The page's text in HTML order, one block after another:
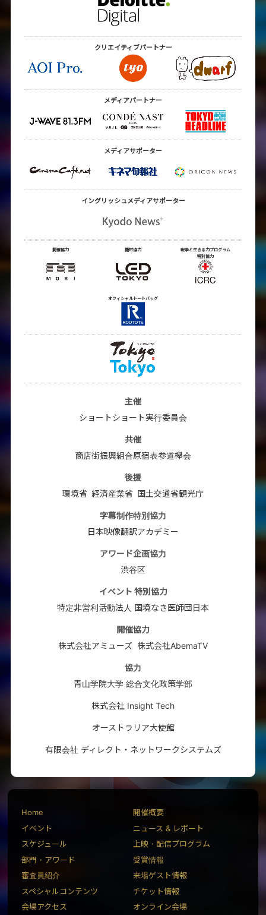
クリエイティブパートナー
メディアパートナー
メディアサポーター
イングリッシュメディアサポーター
開催協力 機材協力
戦争と生きる力プログラム
特別協力
オフィシャルトートバッグ
主催
ショートショート実行委員会
共催
商店街振興組合原宿表参道欅会
後援
環境省 経済産業省 国土交通省観光庁
字幕制作特別協力
日本映像翻訳アカデミー
アワード企画協力
渋谷区
イベント 特別協力
特定非営利活動法人 国境なき医師団日本
開催協力
株式会社アミューズ 株式会社AbemaTV
協力
青山学院大学 総合文化政策学部
株式会社 Insight Tech
オーストラリア大使館
有限会社 ディレクト・ネットワークシステムズ
Home
開催概要
イベント
ニュース & レポート
スケジュール
上映・配信プログラム
部門・アワード
受賞情報
審査員紹介
来場ゲスト情報
スペシャルコンテンツ
チケット情報
会場アクセス
オンライン会場